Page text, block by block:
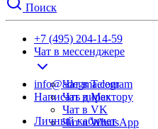
Поиск
+7 (495) 204-14-59
Чат в мессенджере
Чат в Telegram
Чат в Max
Чат в VK
Чат в WhatsApp
info@adegma.com
Написать директору
Личный кабинет